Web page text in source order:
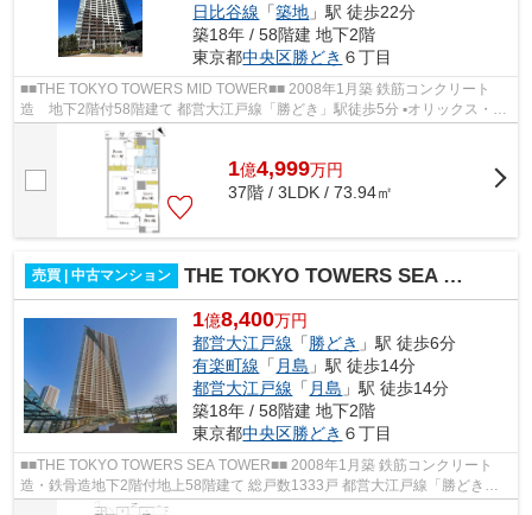
日比谷線 「築地 」駅 徒歩22分
築18年 / 58階建 地下2階
東京都中央区勝どき ６丁目
■■THE TOKYO TOWERS MID TOWER■■ 2008年1月築 鉄筋コンクリート
造 地下2階付58階建て 都営大江戸線「勝どき」駅徒歩5分 ▪オリックス・住
商・東急不動産旧分譲×前田建設・大成建...
1億4,999万円
37階 / 3LDK / 73.94㎡
売買 | 中古マンション THE TOKYO TOWERS SEA TOWER
1億8,400万円
都営大江戸線 「勝どき 」駅 徒歩6分
有楽町線 「 月島 」駅 徒歩14分
都営大江戸線 「 月島 」駅 徒歩14分
築18年 / 58階建 地下2階
東京都中央区勝どき ６丁目
■■THE TOKYO TOWERS SEA TOWER■■ 2008年1月築 鉄筋コンクリート
造・鉄骨造地下2階付地上58階建て 総戸数1333戸 都営大江戸線「勝どき」
駅徒歩6分 ≪共用施設≫ ○スカイラウンジ ○ゲス...